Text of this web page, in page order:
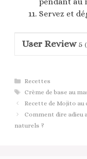
Servez et
User Review 5 (
Catégories
Recettes
Étiquettes
Crème de base au
Recette de Mojito
Comment dire adieu
naturels ?